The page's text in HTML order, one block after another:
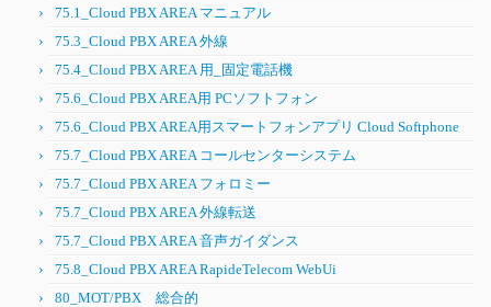
75.1_Cloud PBX AREA マニュアル
75.3_Cloud PBX AREA 外線
75.4_Cloud PBX AREA 用_固定電話機
75.6_Cloud PBX AREA用 PCソフトフォン
75.6_Cloud PBX AREA用スマートフォンアプリ Cloud Softphone
75.7_Cloud PBX AREA コールセンターシステム
75.7_Cloud PBX AREA フォロミー
75.7_Cloud PBX AREA 外線転送
75.7_Cloud PBX AREA 音声ガイダンス
75.8_Cloud PBX AREA RapideTelecom WebUi
80_MOT/PBX 総合的